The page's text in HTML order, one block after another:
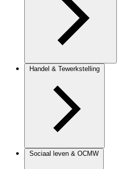
Handel & Tewerkstelling
Sociaal leven & OCMW